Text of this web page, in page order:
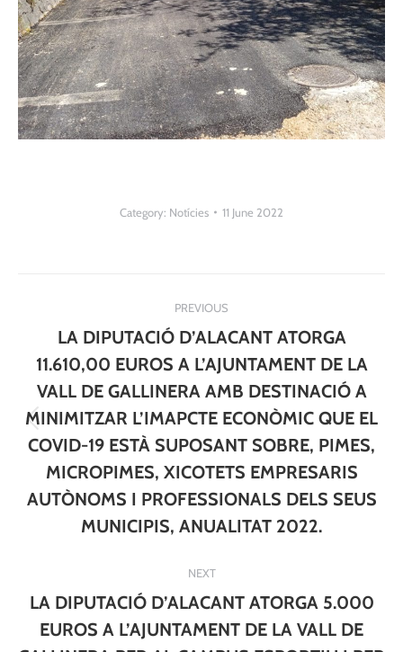
Category: Notícies 11 June 2022
navigation
PREVIOUS
Previous
post:
LA DIPUTACIÓ D’ALACANT ATORGA
11.610,00 EUROS A L’AJUNTAMENT DE LA
VALL DE GALLINERA AMB DESTINACIÓ A
MINIMITZAR L’IMAPCTE ECONÒMIC QUE EL
COVID-19 ESTÀ SUPOSANT SOBRE, PIMES,
MICROPIMES, XICOTETS EMPRESARIS
AUTÒNOMS I PROFESSIONALS DELS SEUS
MUNICIPIS, ANUALITAT 2022.
NEXT
LA DIPUTACIÓ D’ALACANT ATORGA 5.000
EUROS A L’AJUNTAMENT DE LA VALL DE